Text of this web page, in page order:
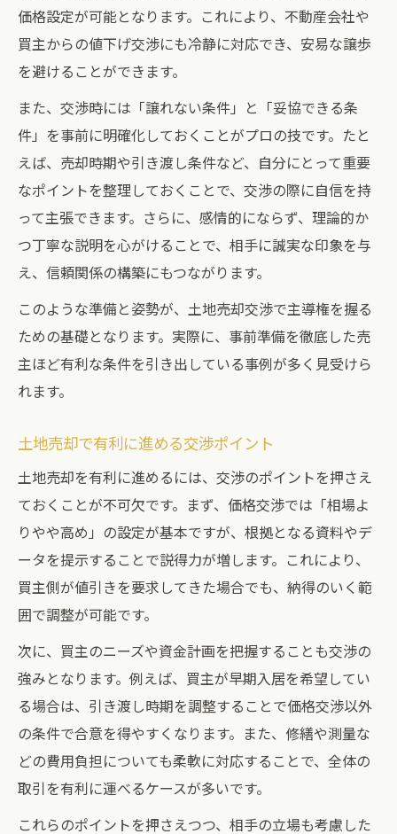
価格設定が可能となります。これにより、不動産会社や
買主からの値下げ交渉にも冷静に対応でき、安易な譲歩
を避けることができます。
また、交渉時には「譲れない条件」と「妥協できる条
件」を事前に明確化しておくことがプロの技です。たと
えば、売却時期や引き渡し条件など、自分にとって重要
なポイントを整理しておくことで、交渉の際に自信を持
って主張できます。さらに、感情的にならず、理論的か
つ丁寧な説明を心がけることで、相手に誠実な印象を与
え、信頼関係の構築にもつながります。
このような準備と姿勢が、土地売却交渉で主導権を握る
ための基礎となります。実際に、事前準備を徹底した売
主ほど有利な条件を引き出している事例が多く見受けら
れます。
土地売却で有利に進める交渉ポイント
土地売却を有利に進めるには、交渉のポイントを押さえ
ておくことが不可欠です。まず、価格交渉では「相場よ
りやや高め」の設定が基本ですが、根拠となる資料やデ
ータを提示することで説得力が増します。これにより、
買主側が値引きを要求してきた場合でも、納得のいく範
囲で調整が可能です。
次に、買主のニーズや資金計画を把握することも交渉の
強みとなります。例えば、買主が早期入居を希望してい
る場合は、引き渡し時期を調整することで価格交渉以外
の条件で合意を得やすくなります。また、修繕や測量な
どの費用負担についても柔軟に対応することで、全体の
取引を有利に運べるケースが多いです。
これらのポイントを押さえつつ、相手の立場も考慮した